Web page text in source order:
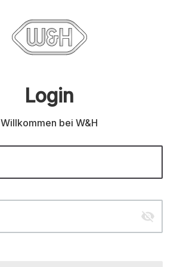
Login
Willkommen bei W&H
visibility_off